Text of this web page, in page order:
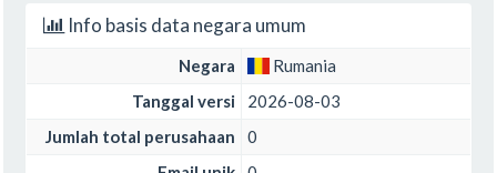
Info basis data negara umum
Negara
Rumania
Tanggal versi
2026-08-03
Jumlah total perusahaan
0